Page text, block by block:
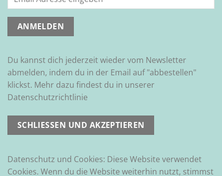
Du kannst dich jederzeit wieder vom Newsletter
abmelden, indem du in der Email auf "abbestellen"
klickst. Mehr dazu findest du in unserer
Datenschutzrichtlinie
Datenschutz und Cookies: Diese Website verwendet
Cookies. Wenn du die Website weiterhin nutzt, stimmst